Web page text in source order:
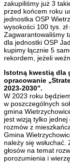
zakupiliśmy już 3
przed końcem roku
jednostka OSP
wysokości 100 tys.
Zagwarantowaliśmy
dla jednostki OSP
kupimy łącznie 5
rekordem, jeżeli
Istotną kwestią dla
opracowanie
2023-2030”.
W 2023 roku
w poszczególnych
gmina
jest wizją tylko jednej
rozmów z
Gmina
należy się
głosów na temat
porozumienia i